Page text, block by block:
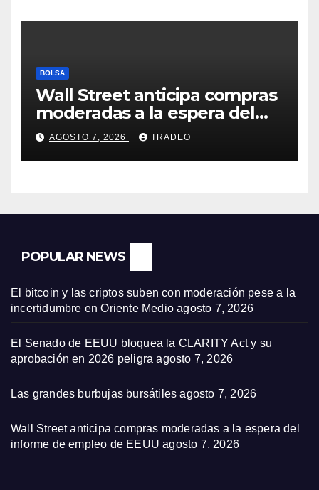
BOLSA
Wall Street anticipa compras
moderadas a la espera del
informe de empleo de EEUU
AGOSTO 7, 2026 TRADEO
POPULAR NEWS
El bitcoin y las criptos suben con moderación pese a la
incertidumbre en Oriente Medio agosto 7, 2026
El Senado de EEUU bloquea la CLARITY Act y su
aprobación en 2026 peligra agosto 7, 2026
Las grandes burbujas bursátiles agosto 7, 2026
Wall Street anticipa compras moderadas a la espera del
informe de empleo de EEUU agosto 7, 2026